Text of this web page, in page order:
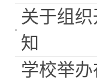
关于组
知
学校举